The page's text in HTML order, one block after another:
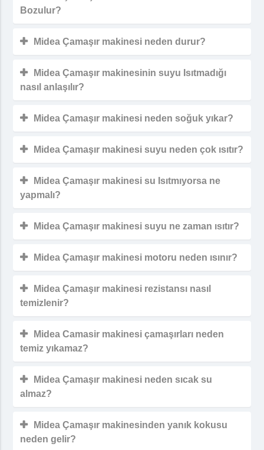
Bozulur?
Midea Çamaşır makinesi neden durur?
Midea Çamaşır makinesinin suyu Isıtmadığı
nasıl anlaşılır?
Midea Çamaşır makinesi neden soğuk yıkar?
Midea Çamaşır makinesi suyu neden çok ısıtır?
Midea Çamaşır makinesi su Isıtmıyorsa ne
yapmalı?
Midea Çamaşır makinesi suyu ne zaman ısıtır?
Midea Çamaşır makinesi motoru neden ısınır?
Midea Çamaşır makinesi rezistansı nasıl
temizlenir?
Midea Camasir makinesi çamaşırları neden
temiz yıkamaz?
Midea Çamaşır makinesi neden sıcak su
almaz?
Midea Çamaşır makinesinden yanık kokusu
neden gelir?